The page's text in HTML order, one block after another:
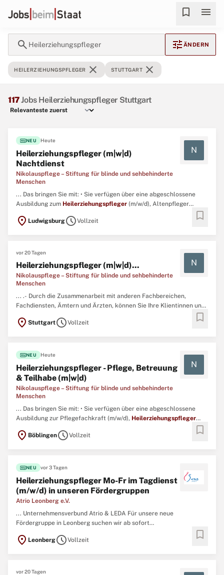
bookmark menu
search Heilerziehungspfleger tune ÄNDERN
HEILERZIEHUNGSPFLEGER close STUTTGART close
117Jobs Heilerziehungspfleger Stuttgart
fiber_newNEU Heute
Heilerziehungspfleger (m|w|d)
Nachtdienst
Nikolauspflege – Stiftung für blinde und sehbehinderte
Menschen
N
... Das bringen Sie mit: • Sie verfügen über eine abgeschlossene
Ausbildung zum Heilerziehungspfleger (m/w/d), Altenpfleger
location_on LudwigsburgscheduleVollzeit bookmark
vor 20 Tagen
Heilerziehungspfleger (m|w|d)...
Nikolauspflege – Stiftung für blinde und sehbehinderte
Menschen
N
... .- Durch die Zusammenarbeit mit anderen Fachbereichen,
Fachdiensten, Ämtern und Ärzten, können Sie Ihre Klientinnen und
Klienten optimal fördern.Das bringen Sie mit:- Sie verfügen über
eine abgeschlossene Ausbildung zum
location_on StuttgartscheduleVollzeit bookmark
fiber_newNEU Heute
Heilerziehungspfleger - Pflege, Betreuung
& Teilhabe (m|w|d)
Nikolauspflege – Stiftung für blinde und sehbehinderte
Menschen
N
... Das bringen Sie mit: • Sie verfügen über eine abgeschlossene
Ausbildung zur Pflegefachkraft (m/w/d), Heilerziehungspfleger
location_on BöblingenscheduleVollzeit bookmark
fiber_newNEU vor 3 Tagen
Heilerziehungspfleger Mo-Fr im Tagdienst
(m/w/d) in unseren Fördergruppen
Atrio Leonberg e.V.
... Unternehmensverbund Atrio & LEDA Für unsere neue
Fördergruppe in Leonberg suchen wir ab sofort
Fördergruppen in Vollzeit und unbefristet ohne Schichtdienst (nur
location_on LeonbergscheduleVollzeit bookmark
vor 20 Tagen